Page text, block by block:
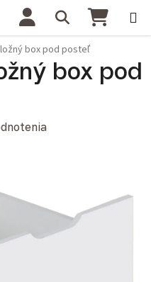
Hľadať
box pod posteľ
box pod
z 5 hviezdičiek.